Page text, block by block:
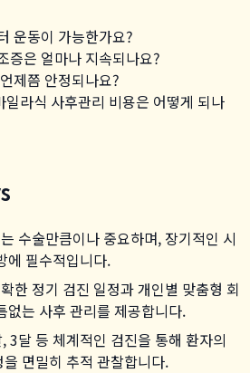
운동이 가능한가요?
증은 얼마나 지속되나요?
제쯤 안정되나요?
일라식 사후관리 비용은 어떻게 되나
는 수술만큼이나 중요하며, 장기적인 시
에 필수적입니다.
한 정기 검진 일정과 개인별 맞춤형 회
없는 사후 관리를 제공합니다.
3달 등 체계적인 검진을 통해 환자의
을 면밀히 추적 관찰합니다.